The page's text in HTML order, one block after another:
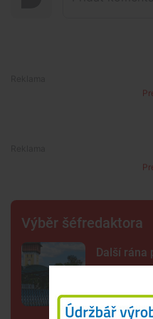
Výběr šéfredaktora
Další rána
zruší